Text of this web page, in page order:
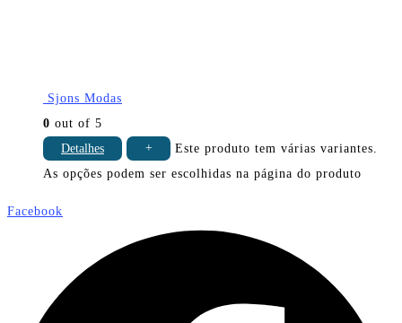
Sjons Modas
0 out of 5
Detalhes
+
Este produto tem várias variantes.
As opções podem ser escolhidas na página do produto
Facebook